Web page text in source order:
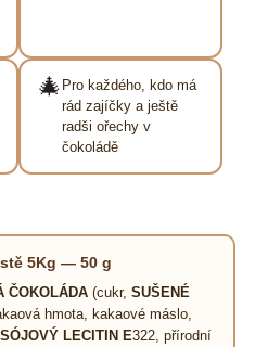
🎄 Pro každého, kdo má
rád zajíčky a ještě
radši ořechy v
čokoládě
5Kg — 50 g
ČOKOLÁDA(cukr, SUŠENÉ
hmota, kakaové máslo,
SÓJOVÝ LECITIN E322, přírodní